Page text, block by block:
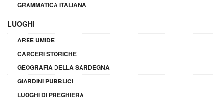
GRAMMATICA ITALIANA
LUOGHI
AREE UMIDE
CARCERI STORICHE
GEOGRAFIA DELLA SARDEGNA
GIARDINI PUBBLICI
LUOGHI DI PREGHIERA